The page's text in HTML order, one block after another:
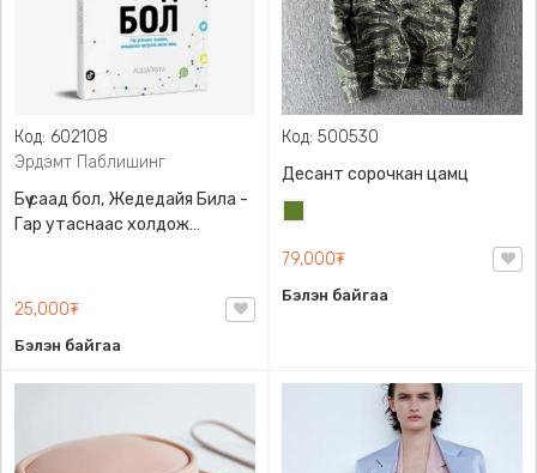
Код: 602108
Эрдэмт Паблишинг
Бүү саад бол, Жедедайя Била -
Гар утаснаас холдож
9789919235192
25,000₮
Бэлэн байгаа
Код: 500530
Десант сорочкан цамц
79,000₮
Бэлэн байгаа